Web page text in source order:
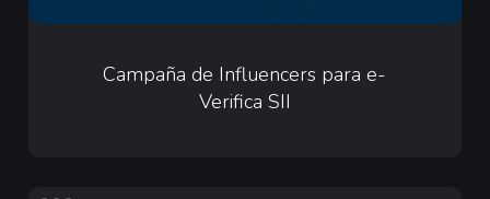
de
Influencers
Campaña de Influencers para e-
Verifica SII